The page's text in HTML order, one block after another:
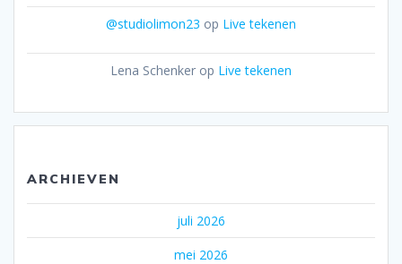
@studiolimon23 op Live tekenen
Lena Schenker op Live tekenen
ARCHIEVEN
juli 2026
mei 2026